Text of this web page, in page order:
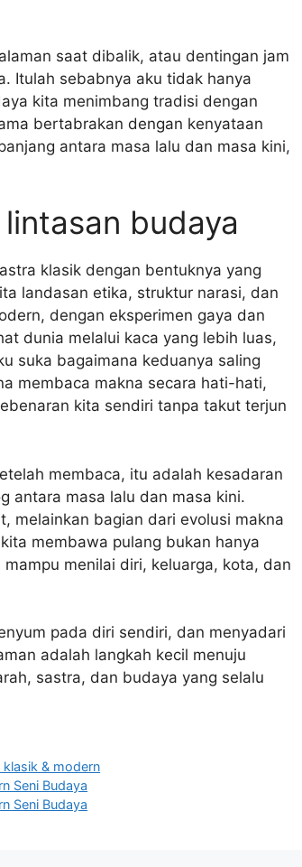
saat dibalik, atau dentingan jam
Itulah sebabnya aku tidak hanya
kita menimbang tradisi dengan
bertabrakan dengan kenyataan
antara masa lalu dan masa kini,
budaya
klasik dengan bentuknya yang
landasan etika, struktur narasi, dan
dengan eksperimen gaya dan
dunia melalui kaca yang lebih luas,
suka bagaimana keduanya saling
membaca makna secara hati-hati,
kita sendiri tanpa takut terjun
membaca, itu adalah kesadaran
antara masa lalu dan masa kini.
melainkan bagian dari evolusi makna
membawa pulang bukan hanya
menilai diri, keluarga, kota, dan
pada diri sendiri, dan menyadari
adalah langkah kecil menuju
sastra, dan budaya yang selalu
& modern
Seni Budaya
Seni Budaya